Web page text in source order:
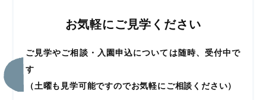
お気軽にご見学ください
ご見学やご相談・入園申込については随時、受付中で
す
（土曜も見学可能ですのでお気軽にご相談ください）